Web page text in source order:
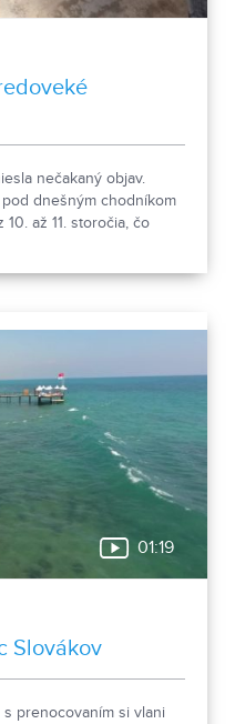
nečakaný objav.
dnešným chodníkom
až 11. storočia, čo
01:19
Slovákov
prenocovaním si vlani